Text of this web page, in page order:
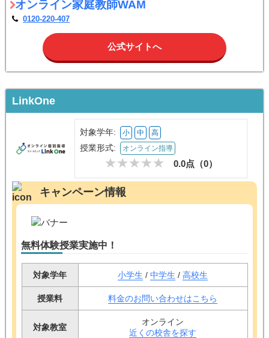
オンライン家庭教師WAM
0120-220-407
公式サイトへ
LinkOne
対象学年: 小 中 高
授業形式: オンライン指導
0.0点（0）
キャンペーン情報
無料体験授業実施中！
対象学年 小学生 / 中学生 / 高校生
授業料 料金のお問い合わせはこちら
対象教室
オンライン
近くの校舎を探す